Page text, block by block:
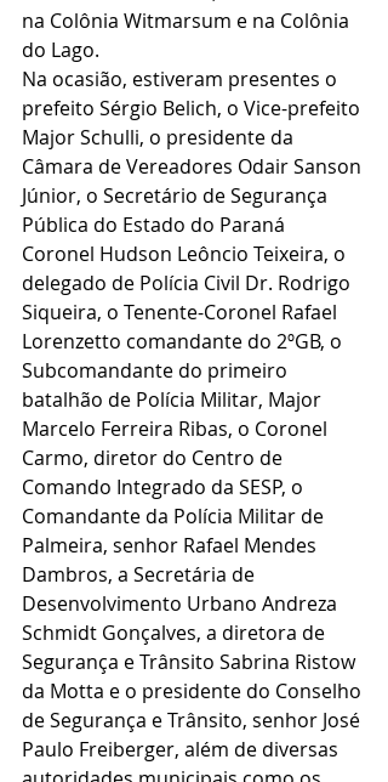
na Colônia Witmarsum e na Colônia
do Lago.
Na ocasião, estiveram presentes o
prefeito Sérgio Belich, o Vice-prefeito
Major Schulli, o presidente da
Câmara de Vereadores Odair Sanson
Júnior, o Secretário de Segurança
Pública do Estado do Paraná
Coronel Hudson Leôncio Teixeira, o
delegado de Polícia Civil Dr. Rodrigo
Siqueira, o Tenente-Coronel Rafael
Lorenzetto comandante do 2ºGB, o
Subcomandante do primeiro
batalhão de Polícia Militar, Major
Marcelo Ferreira Ribas, o Coronel
Carmo, diretor do Centro de
Comando Integrado da SESP, o
Comandante da Polícia Militar de
Palmeira, senhor Rafael Mendes
Dambros, a Secretária de
Desenvolvimento Urbano Andreza
Schmidt Gonçalves, a diretora de
Segurança e Trânsito Sabrina Ristow
da Motta e o presidente do Conselho
de Segurança e Trânsito, senhor José
Paulo Freiberger, além de diversas